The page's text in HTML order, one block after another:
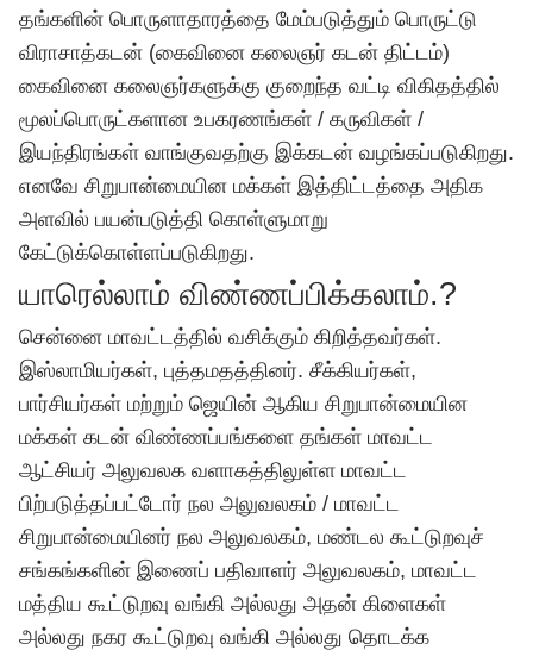
தங்களின் பொருளாதாரத்தை மேம்படுத்தும் பொருட்டு
விராசாத்கடன் (கைவினை கலைஞர் கடன் திட்டம்)
கைவினை கலைஞர்களுக்கு குறைந்த வட்டி விகிதத்தில்
மூலப்பொருட்களான உபகரணங்கள் / கருவிகள் /
இயந்திரங்கள் வாங்குவதற்கு இக்கடன் வழங்கப்படுகிறது.
எனவே சிறுபான்மையின மக்கள் இத்திட்டத்தை அதிக
அளவில் பயன்படுத்தி கொள்ளுமாறு
கேட்டுக்கொள்ளப்படுகிறது.
யாரெல்லாம் விண்ணப்பிக்கலாம்.?
சென்னை மாவட்டத்தில் வசிக்கும் கிறித்தவர்கள்.
இஸ்லாமியர்கள், புத்தமதத்தினர். சீக்கியர்கள்,
பார்சியர்கள் மற்றும் ஜெயின் ஆகிய சிறுபான்மையின
மக்கள் கடன் விண்ணப்பங்களை தங்கள் மாவட்ட
ஆட்சியர் அலுவலக வளாகத்திலுள்ள மாவட்ட
பிற்படுத்தப்பட்டோர் நல அலுவலகம் / மாவட்ட
சிறுபான்மையினர் நல அலுவலகம், மண்டல கூட்டுறவுச்
சங்கங்களின் இணைப் பதிவாளர் அலுவலகம், மாவட்ட
மத்திய கூட்டுறவு வங்கி அல்லது அதன் கிளைகள்
அல்லது நகர கூட்டுறவு வங்கி அல்லது தொடக்க